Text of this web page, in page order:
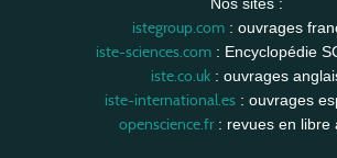
istegroup.com: ouvrages
iste-sciences.com: Encyclopédie
iste.co.uk : ouvrages
iste-international.es: ouvrages
openscience.fr: revues en libre